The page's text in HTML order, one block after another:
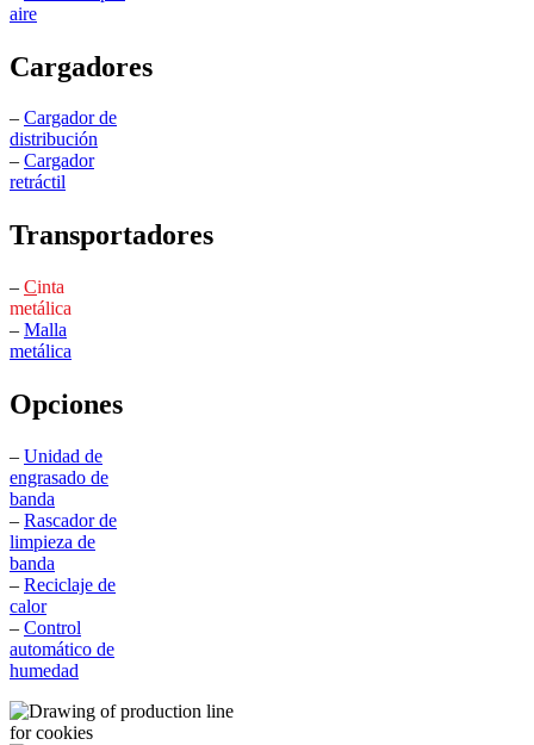
aire
Cargadores
– Cargador de
distribución
– Cargador
retráctil
Transportadores
– Cinta
metálica
– Malla
metálica
Opciones
– Unidad de
engrasado de
banda
– Rascador de
limpieza de
banda
– Reciclaje de
calor
– Control
automático de
humedad